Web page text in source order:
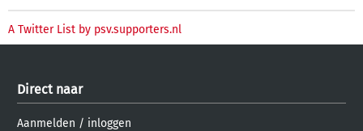
A Twitter List by psv.supporters.nl
Direct naar
Aanmelden / inloggen